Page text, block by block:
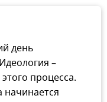
день
–
процесса.